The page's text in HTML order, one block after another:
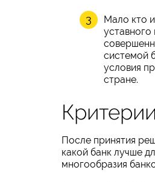
Мало кто
системой
условия
стране.
После принятия
какой банк лучше
многообразия